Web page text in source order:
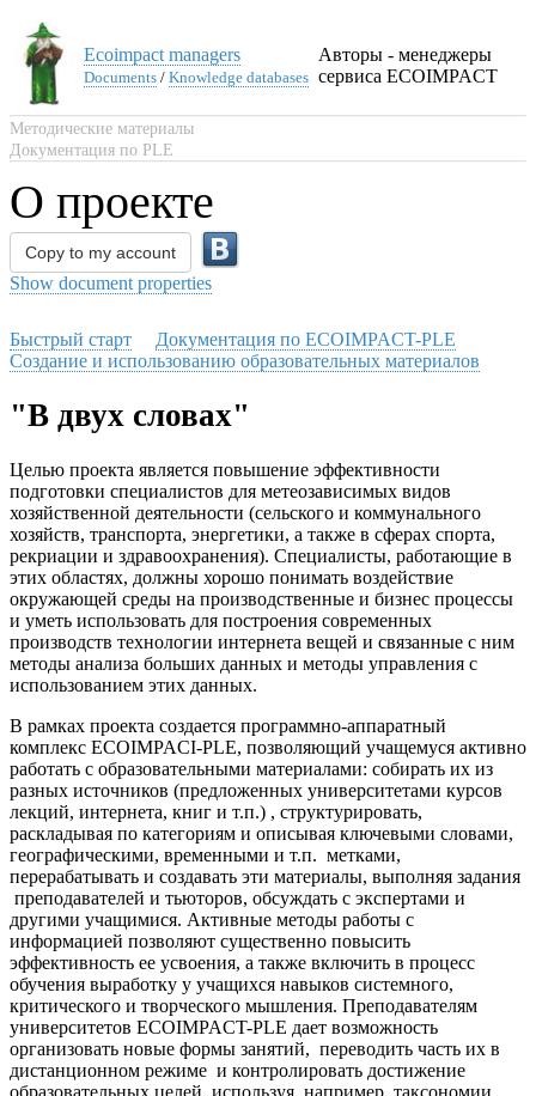
Ecoimpact managers
Documents / Knowledge databases
Авторы - менеджеры
сервиса ECOIMPACT
Методические материалы
Документация по PLE
О проекте
Copy to my account
Show document properties
Быстрый старт
Документация по ECOIMPACT-PLE
Создание и использованию образовательных материалов
"В двух словах"
Целью проекта является повышение эффективности
подготовки специалистов для метеозависимых видов
хозяйственной деятельности (сельского и коммунального
хозяйств, транспорта, энергетики, а также в сферах спорта,
рекриации и здравоохранения). Специалисты, работающие в
этих областях, должны хорошо понимать воздействие
окружающей среды на производственные и бизнес процессы
и уметь использовать для построения современных
производств технологии интернета вещей и связанные с ним
методы анализа больших данных и методы управления с
использованием этих данных.
В рамках проекта создается программно-аппаратный
комплекс ECOIMPACI-PLE, позволяющий учащемуся активно
работать с образовательными материалами: собирать их из
разных источников (предложенных университетами курсов
лекций, интернета, книг и т.п.) , структурировать,
раскладывая по категориям и описывая ключевыми словами,
географическими, временными и т.п. метками,
перерабатывать и создавать эти материалы, выполняя задания
преподавателей и тьюторов, обсуждать с экспертами и
другими учащимися. Активные методы работы с
информацией позволяют существенно повысить
эффективность ее усвоения, а также включить в процесс
обучения выработку у учащихся навыков системного,
критического и творческого мышления. Преподавателям
университетов ECOIMPACT-PLE дает возможность
организовать новые формы занятий, переводить часть их в
дистанционном режиме и контролировать достижение